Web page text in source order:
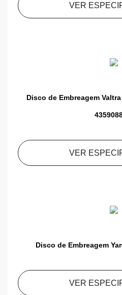
VER
Disco de Embreagem
VER
Disco de Embreagem
VER